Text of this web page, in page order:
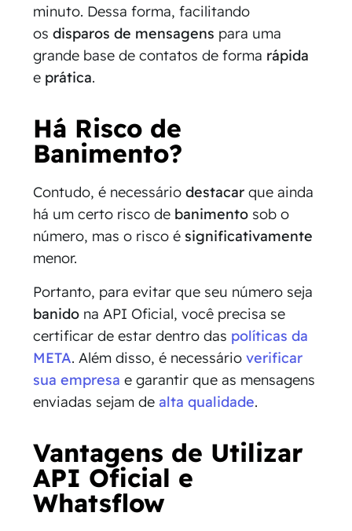
minuto. Dessa forma, facilitando
osdisparos de mensagens para uma
grande base de contatos de forma rápida
e prática.
Há Risco de
Banimento?
Contudo, é necessáriodestacarque ainda
há um certo risco de banimento sob o
número, mas o risco é significativamente
menor.
Portanto, para evitar que seu número seja
banido na API Oficial, você precisa se
certificar de estar dentro das políticas da
META. Além disso, é necessárioverificar
sua empresae garantir que as mensagens
enviadas sejam de alta qualidade.
Vantagens de Utilizar
API Oficial e
Whatsflow